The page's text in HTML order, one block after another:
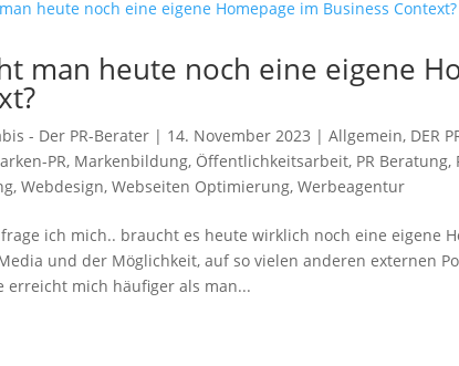
man heute noch eine eigene
- Der PR-Berater | 14. November 2023 |Allgemein, DER
PR, Markenbildung, Öffentlichkeitsarbeit, PR Beratung,
,Webdesign,Webseiten Optimierung,Werbeagentur
ich mich.. braucht es heute wirklich noch eine eigene
und der Möglichkeit, auf so vielen anderen externen
erreicht mich häufiger als man...